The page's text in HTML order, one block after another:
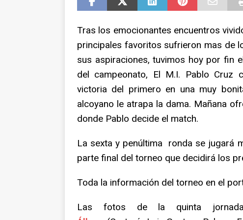
Tras los emocionantes encuentros
principales favoritos sufrieron mas de
sus aspiraciones, tuvimos hoy por fin
del campeonato, El M.I. Pablo Cruz
victoria del primero en una muy
alcoyano le atrapa la dama. Mañana
donde Pablo decide el match.
La sexta y penúltima ronda se jugará
parte final del torneo que decidirá los
Toda la información del torneo en el
Las fotos de la quinta